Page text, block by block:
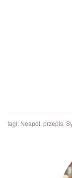
tagi: Neapol, przepis,